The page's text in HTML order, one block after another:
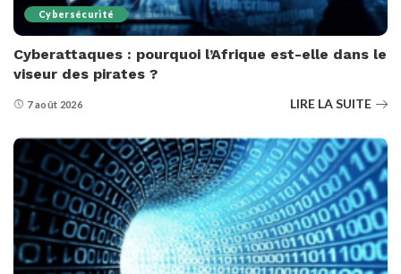
Cybersécurité
Cyberattaques : pourquoi l’Afrique est-elle dans le
viseur des pirates ?
7 août 2026 LIRE LA SUITE